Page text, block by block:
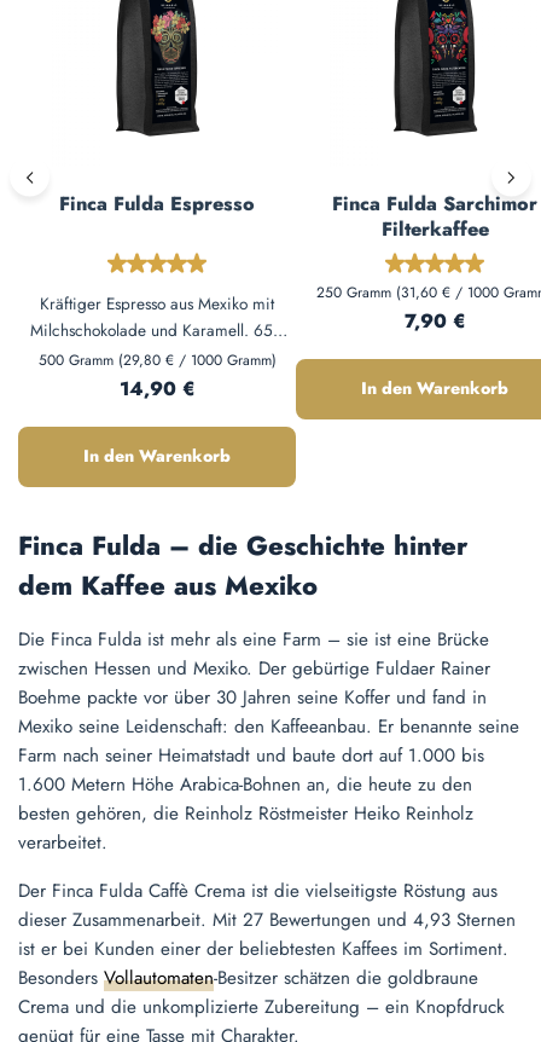
Finca Fulda Espresso
Durchschnittliche Bewertung von 4.92 von 5
Kräftiger Espresso aus Mexiko mit
Milchschokolade und Karamell. 65%
Hochland-Arabica, 35% Robusta –
perfekte Basis für Cappuccino und
500 Gramm (29,80 € / 1000 Gramm)
Regulärer Preis:
14,90 €
In den Warenkorb
Finca Fulda Sarchimor
Filterkaffee
250 Gramm (31,60 € / 1000
Regulärer Preis:
7,90 €
In den Warenkorb
Finca Fulda – die Geschichte hinter
dem Kaffee aus Mexiko
Die Finca Fulda ist mehr als eine Farm – sie ist eine Brücke
zwischen Hessen und Mexiko. Der gebürtige Fuldaer Rainer
Boehme packte vor über 30 Jahren seine Koffer und fand in
Mexiko seine Leidenschaft: den Kaffeeanbau. Er benannte seine
Farm nach seiner Heimatstadt und baute dort auf 1.000 bis
1.600 Metern Höhe Arabica-Bohnen an, die heute zu den
besten gehören, die Reinholz Röstmeister Heiko Reinholz
verarbeitet.
Der Finca Fulda Caffè Crema ist die vielseitigste Röstung aus
dieser Zusammenarbeit. Mit 27 Bewertungen und 4,93 Sternen
ist er bei Kunden einer der beliebtesten Kaffees im Sortiment.
Besonders Vollautomaten-Besitzer schätzen die goldbraune
Crema und die unkomplizierte Zubereitung – ein Knopfdruck
genügt für eine Tasse mit Charakter.